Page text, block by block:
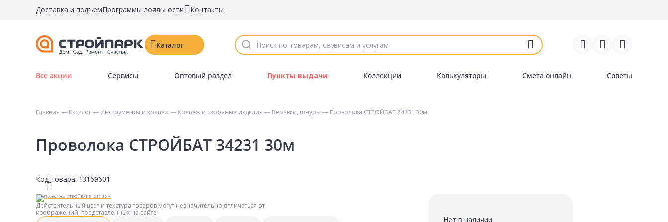
Доставка и подъемПрограммы лояльности Контакты
Каталог
Строительные материалы
Инструменты и крепёж
Керамическая плитка
Краски, герметики, пропитки
Все акции Сервисы Оптовый раздел Пункты выдачи Коллекции Калькуляторы Смета онлайн Советы
Главная — Каталог— Инструменты и крепёж— Крепёж и скобяные изделия — Верёвки, шнуры — Проволока СТРОЙБАТ 34231 30м
Проволока СТРОЙБАТ 34231 30м
Код товара: 13169601
Действительный цвет и текстура товаров могут незначительно отличаться от
изображений, представленных на сайте
Нет в наличии